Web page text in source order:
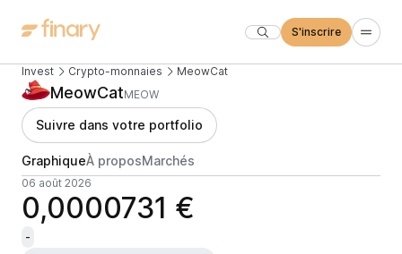
S'inscrire
Invest Crypto-monnaies MeowCat
MeowCatMEOW
Suivre dans votre portfolio
GraphiqueÀ proposMarchés
06 août 2026
0,0000731 €
-